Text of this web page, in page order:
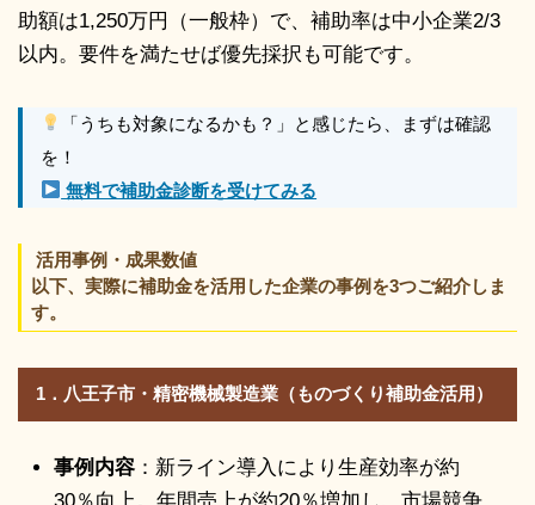
助額は1,250万円（一般枠）で、補助率は中小企業2/3
以内。要件を満たせば優先採択も可能です。
「うちも対象になるかも？」と感じたら、まずは確認
を！
無料で補助金診断を受けてみる
活用事例・成果数値
以下、実際に補助金を活用した企業の事例を3つご紹介しま
す。
1．八王子市・精密機械製造業（ものづくり補助金活用）
事例内容 ：新ライン導入により生産効率が約
30％向上。年間売上が約20％増加し、市場競争